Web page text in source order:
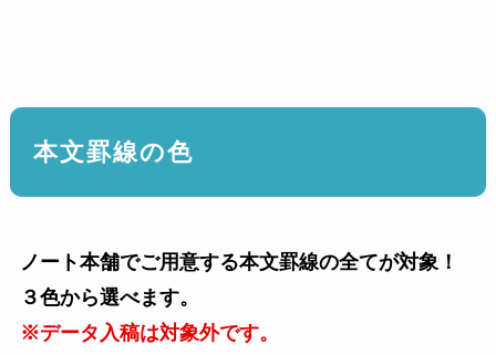
本文罫線の色
ノート本舗でご用意する本文罫線の全てが対象！
３色から選べます。
※データ入稿は対象外です。